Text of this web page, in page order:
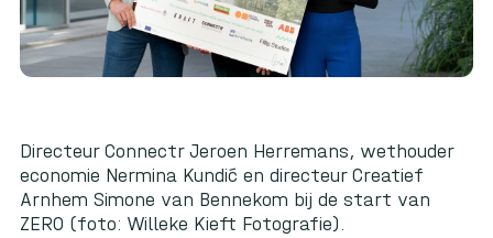
Directeur Connectr Jeroen Herremans, wethouder
economie Nermina Kundić en directeur Creatief
Arnhem Simone van Bennekom bij de start van
ZERO (foto: Willeke Kieft Fotografie).